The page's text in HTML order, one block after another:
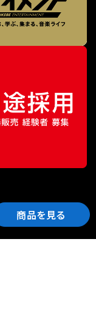
商品を見る